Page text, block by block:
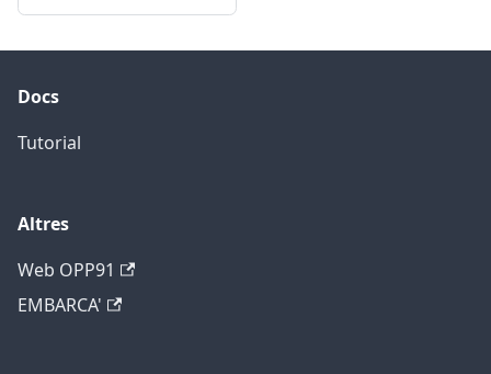
Docs
Tutorial
Altres
Web OPP91
EMBARCA'